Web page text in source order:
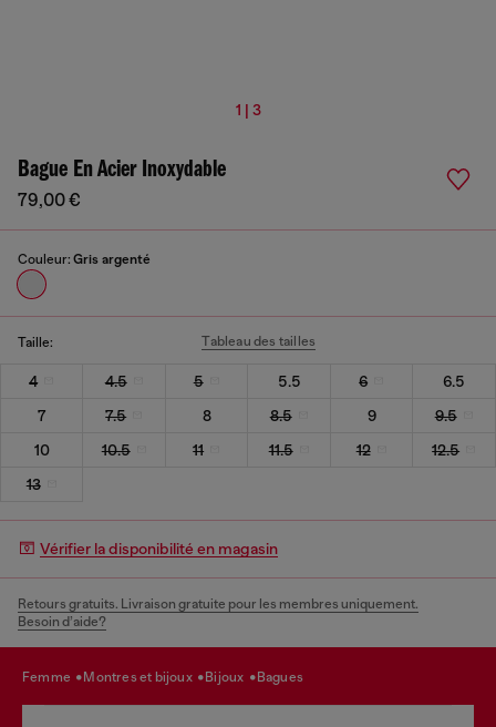
1 | 3
Bague En Acier Inoxydable
79,00 €
Couleur: Gris argenté
Taille: Tableau des tailles
4 4.5 5 5.5 6
6.5
7
7.5 8 8.5 9
9.5
10
10.5 11 11.5 12
12.5
13
Vérifier la disponibilité en magasin
Retours gratuits. Livraison gratuite pour les membres uniquement.
Besoin d’aide?
femme montres et bijoux bijoux bagues